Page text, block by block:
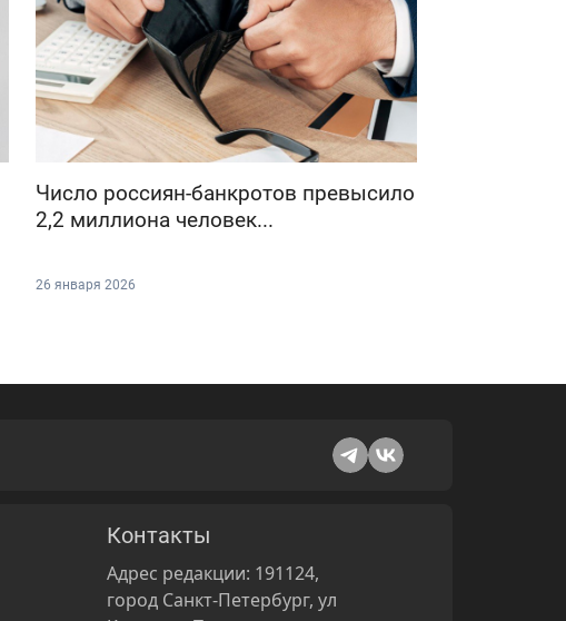
Число россиян-банкротов превысило
2,2 миллиона человек...
26 января 2026
Контакты
Адрес редакции: 191124,
город Санкт-Петербург, ул